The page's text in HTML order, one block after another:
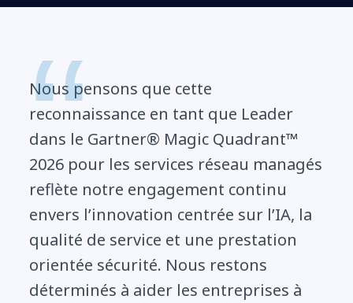
Nous pensons que cette
reconnaissance en tant que Leader
dans le Gartner® Magic Quadrant™
2026 pour les services réseau managés
reflète notre engagement continu
envers l’innovation centrée sur l’IA, la
qualité de service et une prestation
orientée sécurité. Nous restons
déterminés à aider les entreprises à